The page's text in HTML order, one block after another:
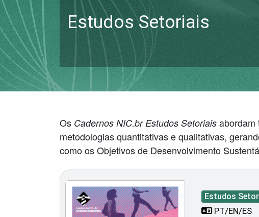
Estudos Setoriais
Os Cadernos NIC.br Estudos Setoriais abordam
metodologias quantitativas e qualitativas,
como os Objetivos de Desenvolvimento
Estudos
PT/EN/ES